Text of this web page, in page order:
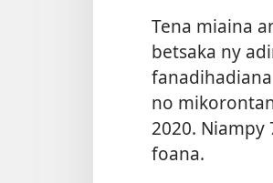
Tena miaina
betsaka ny
no
2020.
foana.